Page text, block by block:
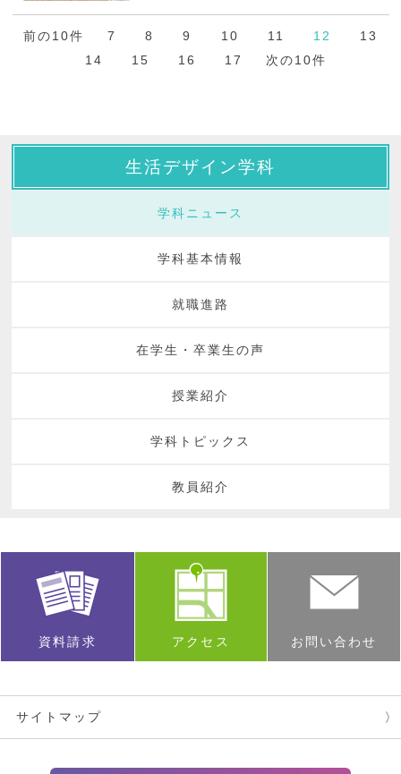
前の10件 7 8 9 10 11 12
13
14
15 16 17 次の10件
生活デザイン学科
学科ニュース
学科基本情報
就職進路
在学生・卒業生の声
授業紹介
学科トピックス
教員紹介
資料請求 アクセス お問い合わせ
サイトマップ